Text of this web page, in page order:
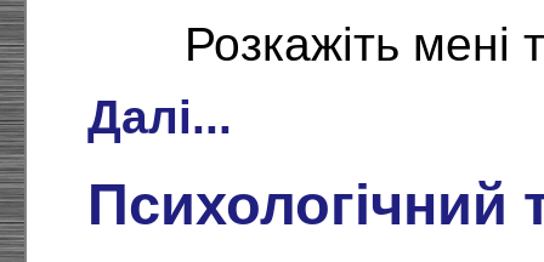
Розкажіть мені
Далі...
Психологічний